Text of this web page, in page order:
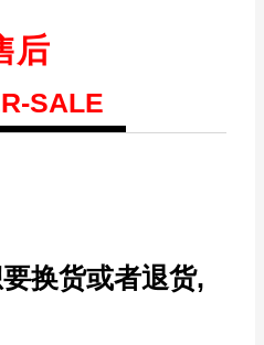
后
SALE
换货或者退货,